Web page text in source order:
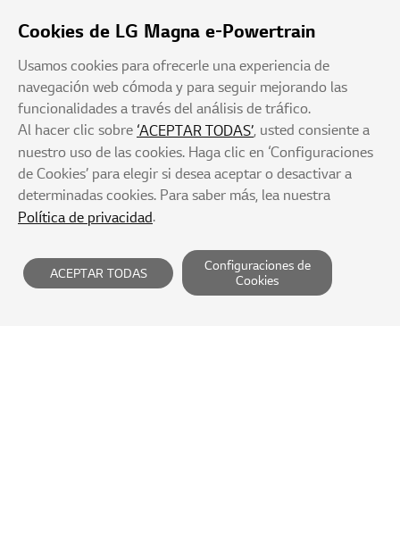
Cookies de LG Magna e-Powertrain
Usamos cookies para ofrecerle una experiencia de
navegación web cómoda y para seguir mejorando las
funcionalidades a través del análisis de tráfico.
Al hacer clic sobre ‘ACEPTAR TODAS’, usted consiente a
nuestro uso de las cookies. Haga clic en ‘Configuraciones
de Cookies’ para elegir si desea aceptar o desactivar a
determinadas cookies. Para saber más, lea nuestra
Política de privacidad.
ACEPTAR TODAS
Configuraciones de
Cookies